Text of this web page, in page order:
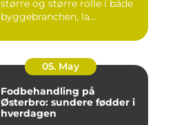
større og større rolle i både
byggebranchen, la...
05. May
Fodbehandling på
Østerbro: sundere fødder i
hverdagen